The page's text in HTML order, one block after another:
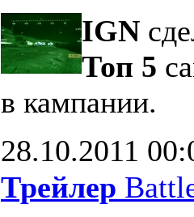
IGN
Топ 5
в кампании.
28.10.2011
Трейлер